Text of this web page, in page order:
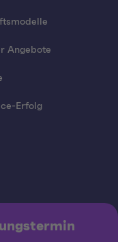
Angebote
Erfolg